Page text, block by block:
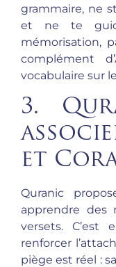
grammaire, ne
et ne te
mémorisation,
complément
vocabulaire sur
3.
et
Quranic
apprendre des
versets. C’est
renforcer
piège est réel :